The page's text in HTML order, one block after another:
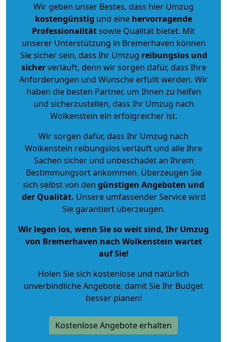
Wir geben unser Bestes, dass hier Umzug
kostengünstig und eine hervorragende
Professionalitätsowie Qualität bietet. Mit
unserer Unterstützung in Bremerhaven können
Sie sicher sein, dass Ihr Umzug reibungslos und
sicherverläuft, denn wir sorgen dafür, dass Ihre
Anforderungen und Wünsche erfüllt werden. Wir
haben die besten Partner, um Ihnen zu helfen
und sicherzustellen, dass Ihr Umzug nach
Wolkenstein ein erfolgreicher ist.
Wir sorgen dafür, dass Ihr Umzug nach
Wolkenstein reibungslos verläuft und alle Ihre
Sachen sicher und unbeschadet an Ihrem
Bestimmungsort ankommen. Überzeugen Sie
sich selbst von den günstigen Angeboten und
der Qualität. Unsere umfassender Service wird
Sie garantiert überzeugen.
Wir legen los, wenn Sie so weit sind, Ihr Umzug
von Bremerhaven nach Wolkenstein wartet
auf Sie!
Holen Sie sich kostenlose und natürlich
unverbindliche Angebote, damit Sie Ihr Budget
besser planen!
Kostenlose Angebote erhalten